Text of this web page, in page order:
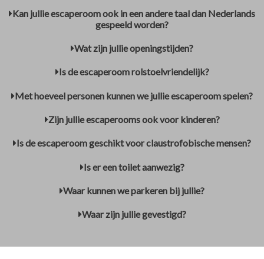
Kan jullie escaperoom ook in een andere taal dan Nederlands
gespeeld worden?
Wat zijn jullie openingstijden?
Is de escaperoom rolstoelvriendelijk?
Met hoeveel personen kunnen we jullie escaperoom spelen?
Zijn jullie escaperooms ook voor kinderen?
Is de escaperoom geschikt voor claustrofobische mensen?
Is er een toilet aanwezig?
Waar kunnen we parkeren bij jullie?
Waar zijn jullie gevestigd?